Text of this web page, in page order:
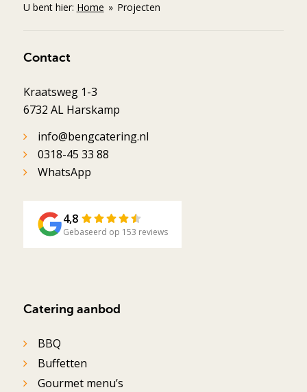
U bent hier: Home » Projecten
Contact
Kraatsweg 1-3
6732 AL Harskamp
info@bengcatering.nl
0318-45 33 88
WhatsApp
4,8
Gebaseerd op 153 reviews
Catering aanbod
BBQ
Buffetten
Gourmet menu’s